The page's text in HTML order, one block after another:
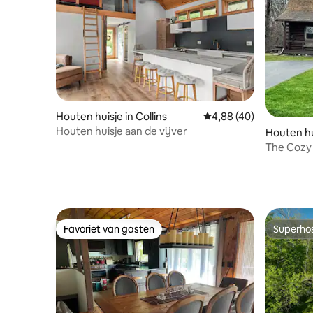
Houten huisje in Collins Gemiddelde
4,88 (40)
Houten huisje aan de vijver
Houten
The
Favoriet van gasten
Favoriet van gasten